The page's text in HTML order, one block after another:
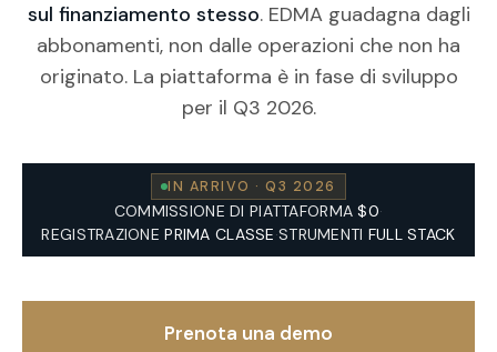
sul finanziamento stesso. EDMA guadagna dagli
abbonamenti, non dalle operazioni che non ha
originato. La piattaforma è in fase di sviluppo
per il Q3 2026.
IN ARRIVO · Q3 2026
COMMISSIONE DI PIATTAFORMA $0·
REGISTRAZIONE PRIMA CLASSE·STRUMENTI FULL STACK
Prenota una demo